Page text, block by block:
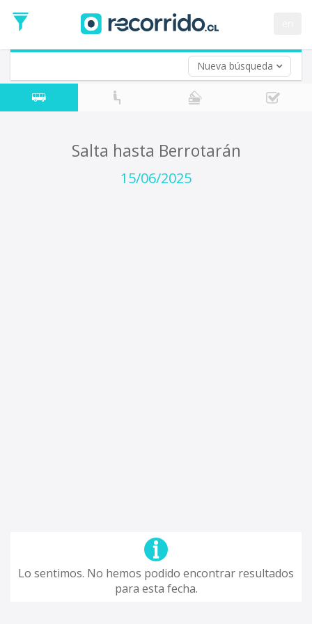
Nueva búsqueda
de
Ida
Vuelta (opcional)
Fecha
de
Salta hasta Berrotarán
15/06/2025
Lo sentimos. No hemos podido encontrar resultados
para esta fecha.